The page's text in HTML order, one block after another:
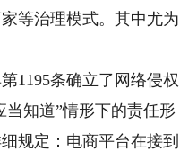
等治理模式。其中尤为
1195条确立了网络侵权
知道”情形下的责任形
规定：电商平台在接到